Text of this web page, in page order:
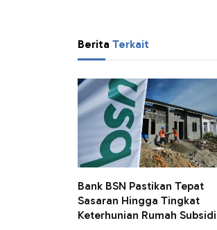
Berita Terkait
Bank BSN Pastikan Tepat
Sasaran Hingga Tingkat
Keterhunian Rumah Subsidi